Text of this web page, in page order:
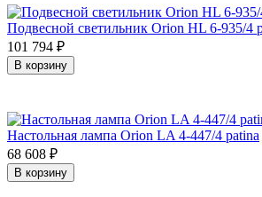
Подвесной светильник Orion HL 6-935/4
101 794 ₽
В корзину
Настольная лампа Orion LA 4-447/4 patina
68 608 ₽
В корзину